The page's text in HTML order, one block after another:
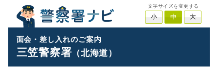
文字サイズを変更する
小 中 大
面会・差し入れのご案内
三笠警察署（北海道）